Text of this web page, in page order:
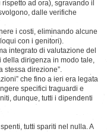
ad ora), sgravando il
dalle verifiche
i costi, eliminando alcune
con i genitori).
integrato di valutazione del
dirigenza in modo tale,
stessa direzione”.
che fino a ieri era legata
specifici traguardi e
dunque, tutti i dipendenti
tutti spariti nel nulla. A